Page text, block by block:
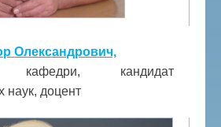
Олександрович,
кафедри, кандидат
наук, доцент